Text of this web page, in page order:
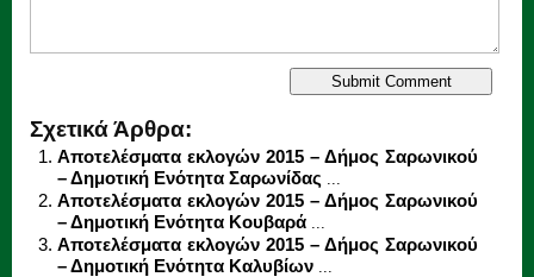
Σχετικά Άρθρα:
Αποτελέσματα εκλογών 2015 – Δήμος Σαρωνικού
– Δημοτική Ενότητα Σαρωνίδας
Αποτελέσματα εκλογών 2015 – Δήμος Σαρωνικού
– Δημοτική Ενότητα Κουβαρά
Αποτελέσματα εκλογών 2015 – Δήμος Σαρωνικού
– Δημοτική Ενότητα Καλυβίων